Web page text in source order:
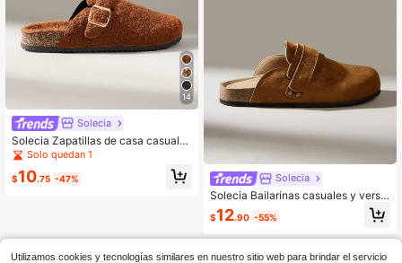
14
Solecia
Solecia Zapatillas de casa casuales
con diseño de hebilla y piel sintétic
a para mujer, ideales para Navidad
Solo quedan 1
$10.75 -47% Solecia
Solecia Bailarinas casuales y versá
tiles para uso diario y sencillas de p
oner para mujeres
$12.90 -55%
Utilizamos cookies y tecnologías similares en nuestro sitio web para brindar el servicio